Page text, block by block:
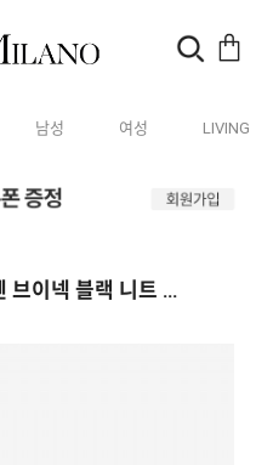
남성 여성 LIVING
꼼데가르송 남성 레드와펜 브이넥 블랙 니트 AZ N081 051 1